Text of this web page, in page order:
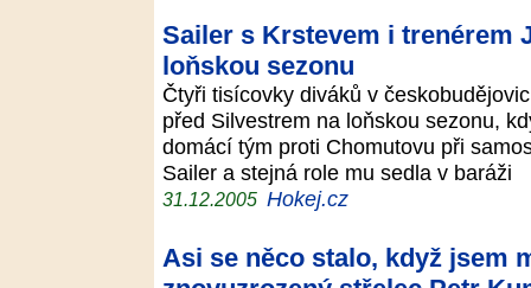
Sailer s Krstevem i trenérem
loňskou sezonu
Čtyři tisícovky diváků v
před Silvestrem na loňskou sezonu,
domácí tým proti Chomutovu při
Sailer a stejná role mu sedla v baráži
31.12.2005 Hokej.cz
Asi se něco stalo, když jsem